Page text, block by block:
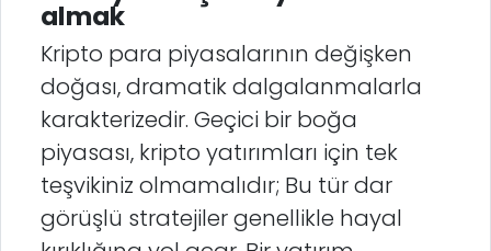
almak
Kripto para piyasalarının değişken
doğası, dramatik dalgalanmalarla
karakterizedir. Geçici bir boğa
piyasası, kripto yatırımları için tek
teşvikiniz olmamalıdır; Bu tür dar
görüşlü stratejiler genellikle hayal